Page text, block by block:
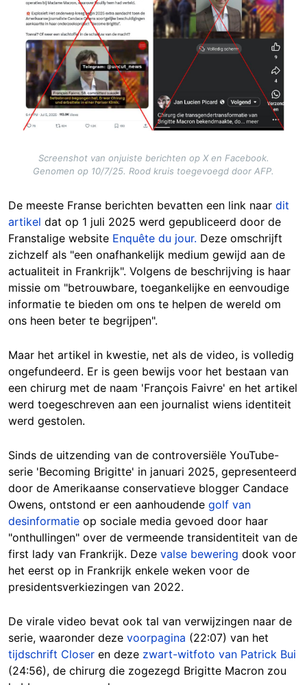
Screenshot van onjuiste berichten op X en Facebook.
Genomen op 10/7/25. Rood kruis toegevoegd door AFP.
De meeste Franse berichten bevatten een link naar dit
artikel dat op 1 juli 2025 werd gepubliceerd door de
Franstalige website Enquête du jour. Deze omschrijft
zichzelf als "een onafhankelijk medium gewijd aan de
actualiteit in Frankrijk". Volgens de beschrijving is haar
missie om "betrouwbare, toegankelijke en eenvoudige
informatie te bieden om ons te helpen de wereld om
ons heen beter te begrijpen".
Maar het artikel in kwestie, net als de video, is volledig
ongefundeerd. Er is geen bewijs voor het bestaan van
een chirurg met de naam 'François Faivre' en het artikel
werd toegeschreven aan een journalist wiens identiteit
werd gestolen.
Sinds de uitzending van de controversiële YouTube-
serie 'Becoming Brigitte' in januari 2025, gepresenteerd
door de Amerikaanse conservatieve blogger Candace
Owens, ontstond er een aanhoudende golf van
desinformatie op sociale media gevoed door haar
"onthullingen" over de vermeende transidentiteit van de
first lady van Frankrijk. Deze valse bewering dook voor
het eerst op in Frankrijk enkele weken voor de
presidentsverkiezingen van 2022.
De virale video bevat ook tal van verwijzingen naar de
serie, waaronder deze voorpagina (22:07) van het
tijdschrift Closer en deze zwart-witfoto van Patrick Bui
(24:56), de chirurg die zogezegd Brigitte Macron zou